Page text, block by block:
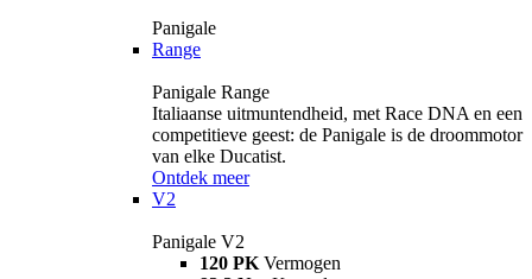
Panigale
Range
Panigale Range
Italiaanse uitmuntendheid, met Race DNA en een
competitieve geest: de Panigale is de droommotor
van elke Ducatist.
Ontdek meer
V2
Panigale V2
120 PK Vermogen